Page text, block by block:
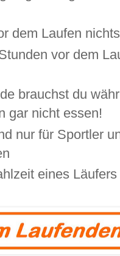
dem Laufen
vor dem
brauchst du
gar nicht essen!
nur für Sportler
eines